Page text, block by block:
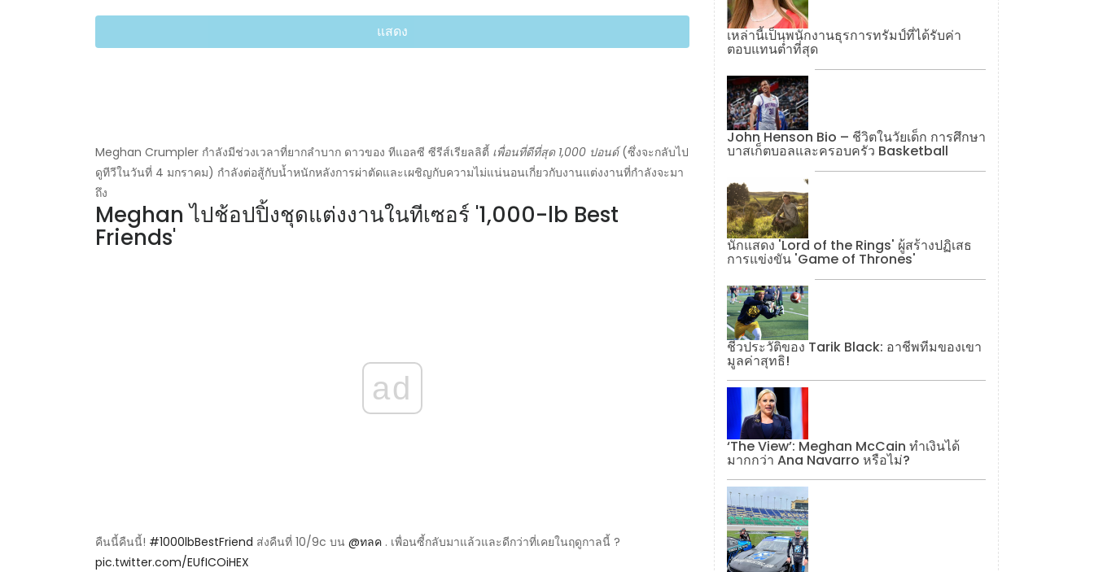
แสดง
Meghan Crumpler กำลังมีช่วงเวลาที่ยากลำบาก ดาวของ ทีแอลซี ซีรีส์เรียลลิตี้ เพื่อนที่ดีที่สุด 1,000 ปอนด์ (ซึ่งจะกลับไป
ดูทีวีในวันที่ 4 มกราคม) กำลังต่อสู้กับน้ำหนักหลังการผ่าตัดและเผชิญกับความไม่แน่นอนเกี่ยวกับงานแต่งงานที่กำลังจะมา
ถึง
Meghan ไปช้อปปิ้งชุดแต่งงานในทีเซอร์ '1,000-lb Best
Friends'
ad
คืนนี้คืนนี้! #1000lbBestFriend ส่งคืนที่ 10/9c บน @ทลค . เพื่อนซี้กลับมาแล้วและดีกว่าที่เคยในฤดูกาลนี้ ?
pic.twitter.com/EUfICOiHEX
เหล่านี้เป็นพนักงานธุรการทรัมป์ที่ได้รับค่า
ตอบแทนต่ำที่สุด
John Henson Bio – ชีวิตในวัยเด็ก การศึกษา
บาสเก็ตบอลและครอบครัว Basketball
นักแสดง 'Lord of the Rings' ผู้สร้างปฏิเสธ
การแข่งขัน 'Game of Thrones'
ชีวประวัติของ Tarik Black: อาชีพทีมของเขา
มูลค่าสุทธิ!
‘The View’: Meghan McCain ทำเงินได้
มากกว่า Ana Navarro หรือไม่?